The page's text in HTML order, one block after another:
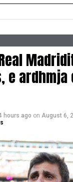
e
hours ago on August 6,